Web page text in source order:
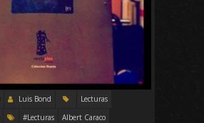
Luis Bond
Lecturas
#Lecturas
Albert Caraco